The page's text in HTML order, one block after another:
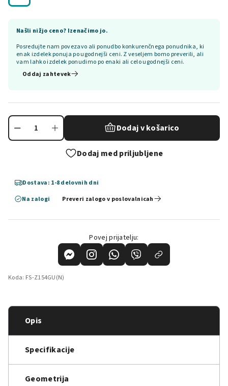
Našli nižjo ceno? Izenačimo jo.
Posredujte nam povezavo ali ponudbo konkurenčnega ponudnika, ki
enak izdelek ponuja po ugodnejši ceni. Z veseljem bomo preverili, ali
vam lahko izdelek ponudimo po enaki ali celo ugodnejši ceni.
Oddaj zahtevek
Dodaj v košarico
Dodaj med priljubljene
Dostava: 1-8 delovnih dni
Na zalogi
Preveri zalogo v poslovalnicah
Povej prijatelju:
Koda: FS-Z154GU(N)
Opis
Specifikacije
Geometrija